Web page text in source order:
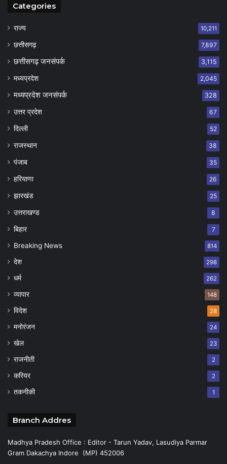
Categories
राज्य 10,211
छत्तीसगढ़ 7,897
छत्तीसगढ़ जनसंपर्क 3,115
मध्यप्रदेश 2,045
मध्यप्रदेश जनसंपर्क 328
उत्तर प्रदेश 67
दिल्ली 52
राजस्थान 38
पंजाब 35
हरियाणा 26
झारखंड 25
उत्तराखण्ड 8
बिहार 7
Breaking News 814
देश 298
धर्म 262
व्यापार 148
विदेश 28
मनोरंजन 24
खेल 23
राजनीती 2
करियर 2
तकनीकी 1
Branch Addres
Madhya Pradesh Office : Editor - Tarun Yadav, Lasudiya Parmar
Gram Dakachya Indore (MP) 452006